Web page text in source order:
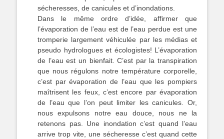
sécheresses, de canicules et d’inondations.
Dans le même ordre d’idée, affirmer que
l’évaporation de l’eau est de l’eau perdue est une
tromperie largement véhiculée par les médias et
pseudo hydrologues et écologistes! L’évaporation
de l’eau est un bienfait. C’est par la transpiration
que nous régulons notre température corporelle,
c’est par évaporation de l’eau que les pompiers
maîtrisent les feux, c’est encore par évaporation
de l’eau que l’on peut limiter les canicules. Or,
nous expulsons notre eau douce, nous ne la
retenons pas. Une inondation c’est quand l’eau
arrive trop vite, une sécheresse c’est quand cette